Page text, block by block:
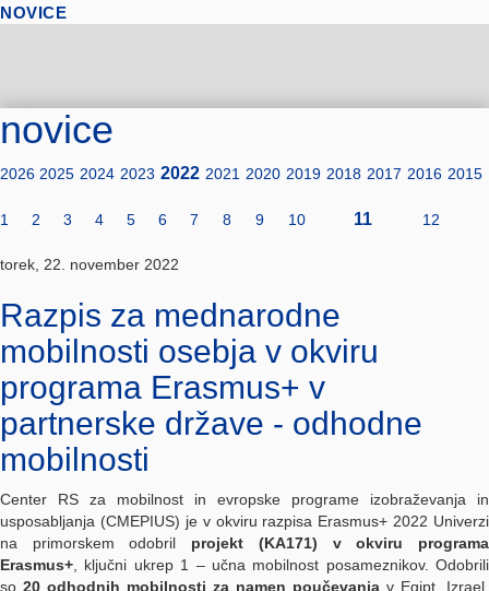
NOVICE
novice
2026 2025 2024 2023 2022 2021 2020 2019 2018 2017 2016 2015
1 2 3 4 5 6 7 8 9 10 11 12
torek, 22. november 2022
Razpis za mednarodne
mobilnosti osebja v okviru
programa Erasmus+ v
partnerske države - odhodne
mobilnosti
Center RS za mobilnost in evropske programe izobraževanja in
usposabljanja (CMEPIUS) je v okviru razpisa Erasmus+ 2022 Univerzi
na primorskem odobril projekt (KA171) v okviru programa
Erasmus+ , ključni ukrep 1 – učna mobilnost posameznikov. Odobrili
so 20 odhodnih mobilnosti za namen poučevanja v Egipt, Izrael,